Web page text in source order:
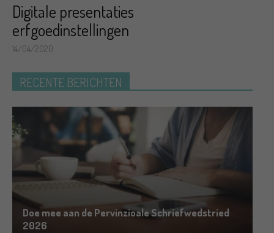
Digitale presentaties
erfgoedinstellingen
14/04/2020
RECENTE BERICHTEN
Doe mee aan de Pervinzioale Schriefwedstried
2026